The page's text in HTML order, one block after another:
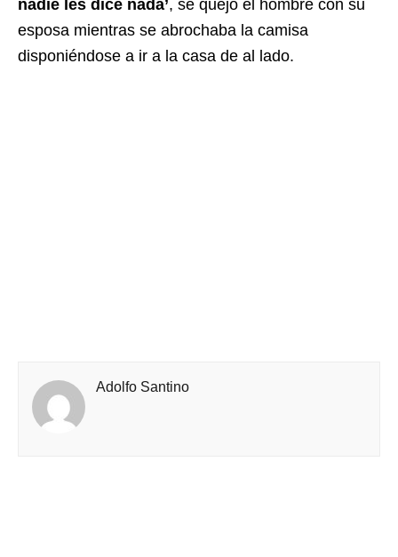
nadie les dice nada’, se quejó el hombre con su
esposa mientras se abrochaba la camisa
disponiéndose a ir a la casa de al lado.
Adolfo Santino